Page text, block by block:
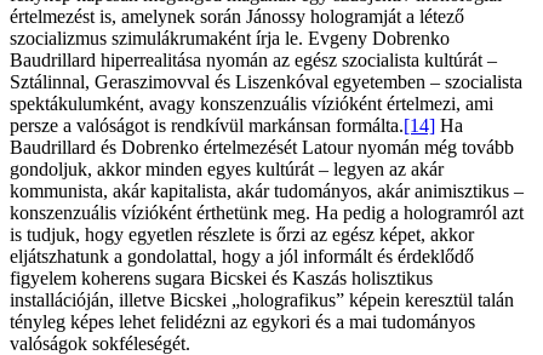
értelmezést is, amelynek során Jánossy hologramját a létező
szocializmus szimulákrumaként írja le. Evgeny Dobrenko
Baudrillard hiperrealitása nyomán az egész szocialista kultúrát –
Sztálinnal, Geraszimovval és Liszenkóval egyetemben – szocialista
spektákulumként, avagy konszenzuális vízióként értelmezi, ami
persze a valóságot is rendkívül markánsan formálta.[14] Ha
Baudrillard és Dobrenko értelmezését Latour nyomán még tovább
gondoljuk, akkor minden egyes kultúrát – legyen az akár
kommunista, akár kapitalista, akár tudományos, akár animisztikus –
konszenzuális vízióként érthetünk meg. Ha pedig a hologramról azt
is tudjuk, hogy egyetlen részlete is őrzi az egész képet, akkor
eljátszhatunk a gondolattal, hogy a jól informált és érdeklődő
figyelem koherens sugara Bicskei és Kaszás holisztikus
installációján, illetve Bicskei „holografikus” képein keresztül talán
tényleg képes lehet felidézni az egykori és a mai tudományos
valóságok sokféleségét.